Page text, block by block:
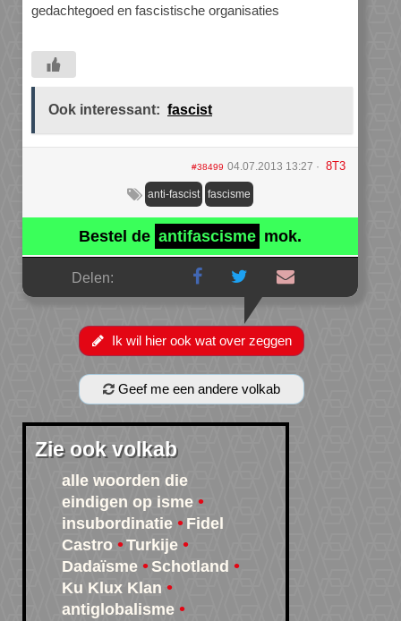
gedachtegoed en fascistische organisaties
Ook interessant: fascist
#38499 04.07.2013 13:27 8T3
anti-fascist fascisme
Bestel de antifascisme mok.
Delen:
Ik wil hier ook wat over zeggen
Geef me een andere volkab
Zie ook volkab
alle woorden die
eindigen op isme
insubordinatie
Fidel
Castro
Turkije
Dadaïsme
Schotland
Ku Klux Klan
antiglobalisme